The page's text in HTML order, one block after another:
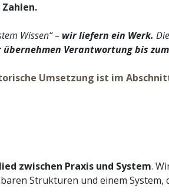
Wissen“ – wir liefern ein Werk.
übernehmen Verantwortung bis
Umsetzung ist im
zwischen Praxis und System.
Strukturen und einem